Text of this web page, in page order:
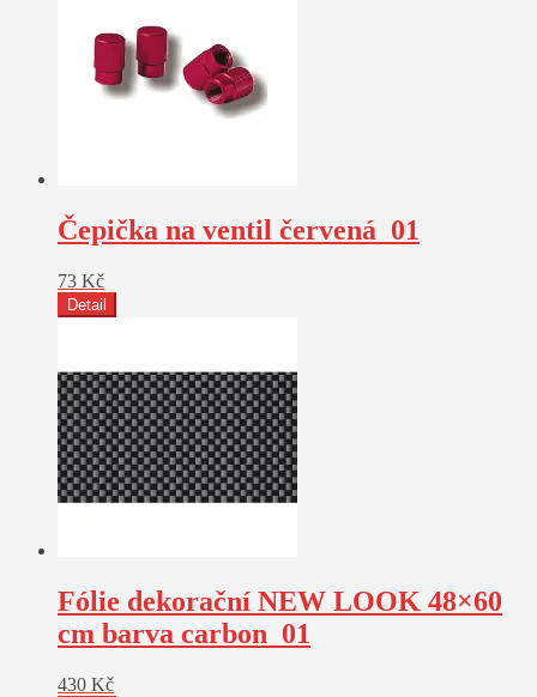
Čepička na ventil červená_01
73 Kč
Detail
Fólie dekorační NEW LOOK 48×60
cm barva carbon_01
430 Kč